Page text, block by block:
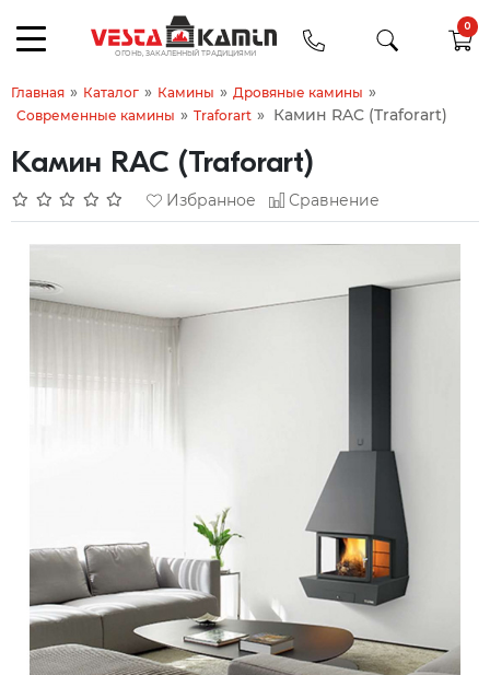
0
Главная » Каталог » Камины » Дровяные камины »
Современные камины » Traforart » Камин RAC (Traforart)
Камин RAC (Traforart)
Избранное Сравнение